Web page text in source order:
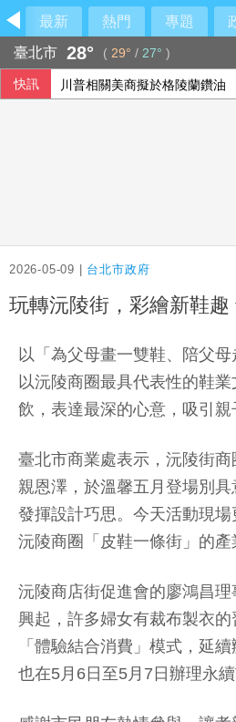
最新 熱門 專題
臺北市 28° ( 29° / 27° )
快訊 川普相關美商擬於格陵蘭鑽
2026-05-09 | 台北市政府
玩轉沅陵街，彩繪新鞋
以「為父母畫一雙鞋、陪父
以沅陵商圈最具代表性的鞋
飲，表達最深的心意，吸引
臺北市商業處表示，沅陵街
親恩澤，於溫馨五月登場別
發揮設計巧思。今天活動現
沅陵商圈「皮鞋一條街」的
沅陵商店街促進會的廖鴻昌
興起，許多婦女有裁布製衣
「體驗結合消費」模式，延
也在5月6日至5月7日辦理永